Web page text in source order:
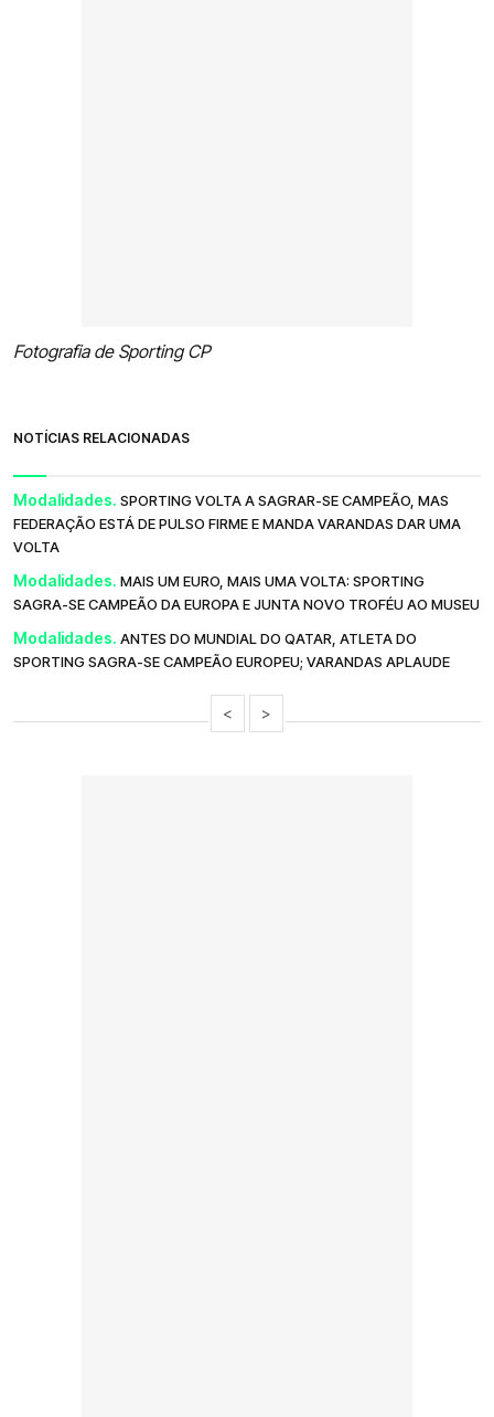
Fotografia de Sporting CP
NOTÍCIAS RELACIONADAS
Modalidades. SPORTING VOLTA A SAGRAR-SE CAMPEÃO, MAS
FEDERAÇÃO ESTÁ DE PULSO FIRME E MANDA VARANDAS DAR UMA
VOLTA
Modalidades. MAIS UM EURO, MAIS UMA VOLTA: SPORTING
SAGRA-SE CAMPEÃO DA EUROPA E JUNTA NOVO TROFÉU AO MUSEU
Modalidades. ANTES DO MUNDIAL DO QATAR, ATLETA DO
SPORTING SAGRA-SE CAMPEÃO EUROPEU; VARANDAS APLAUDE
< >